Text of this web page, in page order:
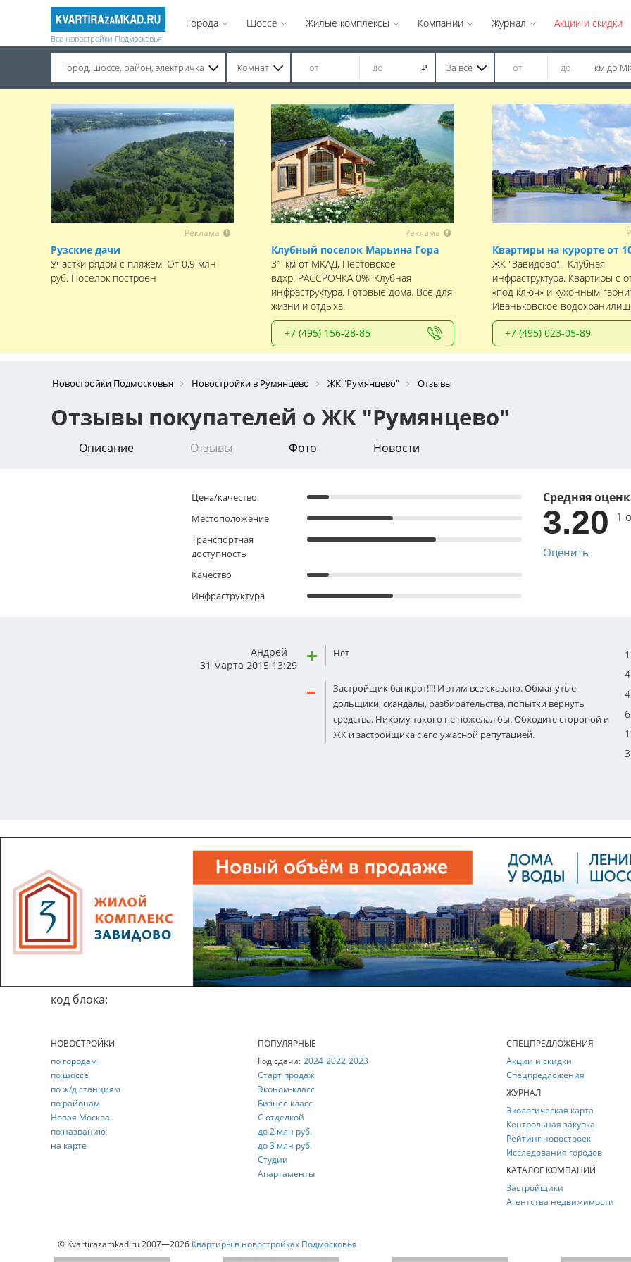
Все новостройки Подмосковья
Города Шоссе Жилые комплексы Компании Журнал Акции и скидки
Город, шоссе, район, электричка Комнат ₽ За всё км до
Реклама
Рузские дачи
Участки рядом с пляжем. От 0,9 млн
руб. Поселок построен
Реклама
Клубный поселок Марьина Гора
31 км от МКАД, Пестовское
вдхр! РАССРОЧКА 0%. Клубная
инфраструктура. Готовые дома. Все для
жизни и отдыха.
+7 (495) 156-28-85
Квартиры на курорте от
ЖК "Завидово". Клубная
инфраструктура. Квартиры с
«под ключ» и кухонным
Иваньковское
+7 (495) 023-05-89
Новостройки Подмосковья Новостройки в Румянцево ЖК "Румянцево" Отзывы
Отзывы покупателей о ЖК "Румянцево"
Описание Отзывы Фото Новости
Цена/качество
Местоположение
Транспортная
доступность
Качество
Инфраструктура
Средняя
3.20 1
Оценить
Андрей
31 марта 2015 13:29
Нет
Застройщик банкрот!!!! И этим все сказано. Обманутые
дольщики, скандалы, разбирательства, попытки вернуть
средства. Никому такого не пожелал бы. Обходите стороной и
ЖК и застройщика с его ужасной репутацией.
1
4
4
6
1
код блока:
НОВОСТРОЙКИ
по городам
по шоссе
по ж/д станциям
по районам
Новая Москва
по названию
на карте
ПОПУЛЯРНЫЕ
Год сдачи: 2024 2022 2023
Старт продаж
Эконом-класс
Бизнес-класс
С отделкой
до 2 млн руб.
до 3 млн руб.
Студии
Апартаменты
СПЕЦПРЕДЛОЖЕНИЯ
Акции и скидки
Спецпредложения
ЖУРНАЛ
Экологическая карта
Контрольная закупка
Рейтинг новостроек
Исследования городов
КАТАЛОГ КОМПАНИЙ
Застройщики
Агентства недвижимости
© Kvartirazamkad.ru 2007—2026 Квартиры в новостройках Подмосковья